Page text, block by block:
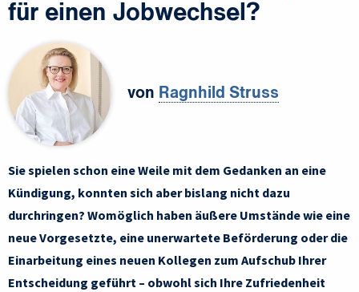
für einen Jobwechsel?
von Ragnhild Struss
Sie spielen schon eine Weile mit dem Gedanken an eine
Kündigung, konnten sich aber bislang nicht dazu
durchringen? Womöglich haben äußere Umstände wie eine
neue Vorgesetzte, eine unerwartete Beförderung oder die
Einarbeitung eines neuen Kollegen zum Aufschub Ihrer
Entscheidung geführt – obwohl sich Ihre Zufriedenheit